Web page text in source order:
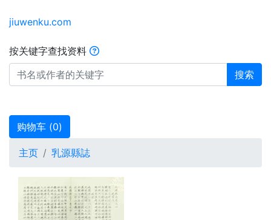
jiuwenku.com
按关键字查找资料
搜索
购物车 (0)
主页 乳源縣誌